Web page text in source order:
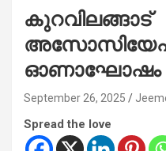
കുറവിലങ്ങാട്
ഓണാഘോഷം
September 26, 2025
Spread the love